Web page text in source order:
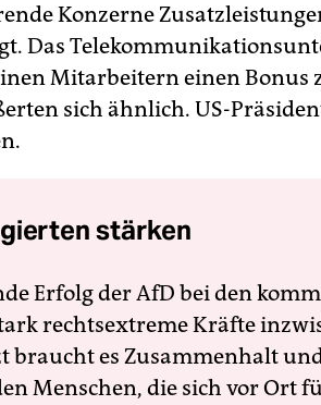
Konzerne
Das
Mitarbeitern einen Bonus
sich ähnlich. US-
stärken
Erfolg der AfD bei den
rechtsextreme Kräfte
braucht es Zusammenhalt
Menschen, die sich vor Ort